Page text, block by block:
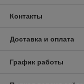
Контакты
Доставка и оплата
График работы